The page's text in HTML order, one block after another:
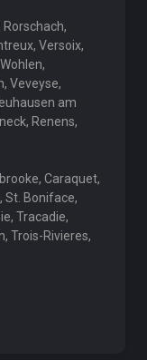
Versoix,
Veveyse,
am
Renens,
Caraquet,
St. Boniface,
Tracadie,
Trois-Rivieres,